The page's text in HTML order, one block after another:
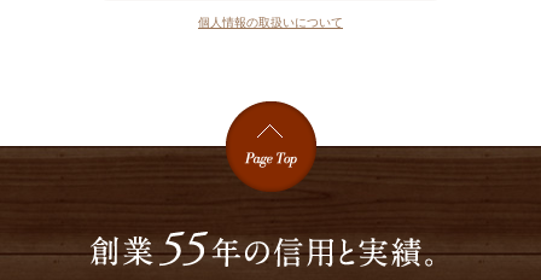
個人情報の取扱いについて